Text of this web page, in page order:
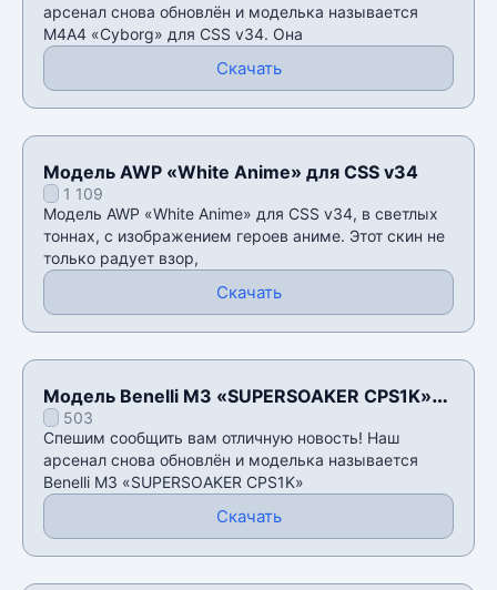
арсенал снова обновлён и моделька называется
М4А4 «Cyborg» для CSS v34. Она
Скачать
Модель AWP «White Anime» для CSS v34
1 109
Модель AWP «White Anime» для CSS v34, в светлых
тоннах, с изображением героев аниме. Этот скин не
только радует взор,
Скачать
Модель Benelli M3 «SUPERSOAKER CPS1K»
для CSS v34
503
Спешим сообщить вам отличную новость! Наш
арсенал снова обновлён и моделька называется
Benelli M3 «SUPERSOAKER CPS1K»
Скачать